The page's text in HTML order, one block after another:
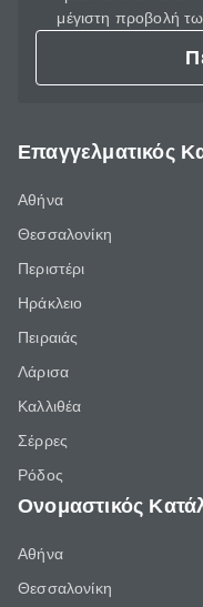
μέγιστη προβολή
Επαγγελματικός
Αθήνα
Θεσσαλονίκη
Περιστέρι
Ηράκλειο
Πειραιάς
Λάρισα
Καλλιθέα
Σέρρες
Ρόδος
Ονομαστικός
Αθήνα
Θεσσαλονίκη